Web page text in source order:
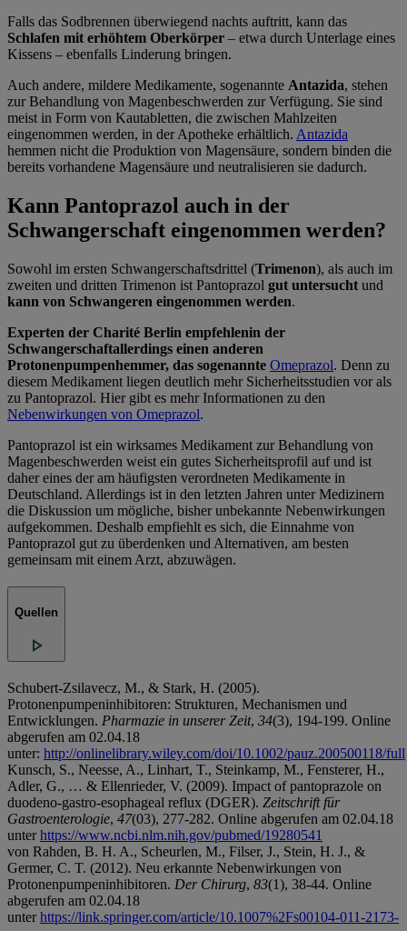
Falls das Sodbrennen überwiegend nachts auftritt, kann das
Schlafen mit erhöhtem Oberkörper – etwa durch Unterlage eines
Kissens – ebenfalls Linderung bringen.
Auch andere, mildere Medikamente, sogenannte Antazida, stehen
zur Behandlung von Magenbeschwerden zur Verfügung. Sie sind
meist in Form von Kautabletten, die zwischen Mahlzeiten
eingenommen werden, in der Apotheke erhältlich. Antazida
hemmen nicht die Produktion von Magensäure, sondern binden die
bereits vorhandene Magensäure und neutralisieren sie dadurch.
Kann Pantoprazol auch in der
Schwangerschaft eingenommen werden?
Sowohl im ersten Schwangerschaftsdrittel (Trimenon), als auch im
zweiten und dritten Trimenon ist Pantoprazol gut untersucht und
kann von Schwangeren eingenommen werden.
Experten der Charité Berlin empfehlenin der
Schwangerschaftallerdings einen anderen
Protonenpumpenhemmer, das sogenannte Omeprazol. Denn zu
diesem Medikament liegen deutlich mehr Sicherheitsstudien vor als
zu Pantoprazol. Hier gibt es mehr Informationen zu den
Nebenwirkungen von Omeprazol.
Pantoprazol ist ein wirksames Medikament zur Behandlung von
Magenbeschwerden weist ein gutes Sicherheitsprofil auf und ist
daher eines der am häufigsten verordneten Medikamente in
Deutschland. Allerdings ist in den letzten Jahren unter Medizinern
die Diskussion um mögliche, bisher unbekannte Nebenwirkungen
aufgekommen. Deshalb empfiehlt es sich, die Einnahme von
Pantoprazol gut zu überdenken und Alternativen, am besten
gemeinsam mit einem Arzt, abzuwägen.
Quellen
Schubert‐Zsilavecz, M., & Stark, H. (2005).
Protonenpumpeninhibitoren: Strukturen, Mechanismen und
Entwicklungen. Pharmazie in unserer Zeit, 34(3), 194-199. Online
abgerufen am 02.04.18
unter: http://onlinelibrary.wiley.com/doi/10.1002/pauz.200500118/full
Kunsch, S., Neesse, A., Linhart, T., Steinkamp, M., Fensterer, H.,
Adler, G., … & Ellenrieder, V. (2009). Impact of pantoprazole on
duodeno-gastro-esophageal reflux (DGER). Zeitschrift für
Gastroenterologie, 47(03), 277-282. Online abgerufen am 02.04.18
unterhttps://www.ncbi.nlm.nih.gov/pubmed/19280541
von Rahden, B. H. A., Scheurlen, M., Filser, J., Stein, H. J., &
Germer, C. T. (2012). Neu erkannte Nebenwirkungen von
Protonenpumpeninhibitoren. Der Chirurg, 83(1), 38-44. Online
abgerufen am 02.04.18
unterhttps://link.springer.com/article/10.1007%2Fs00104-011-2173-